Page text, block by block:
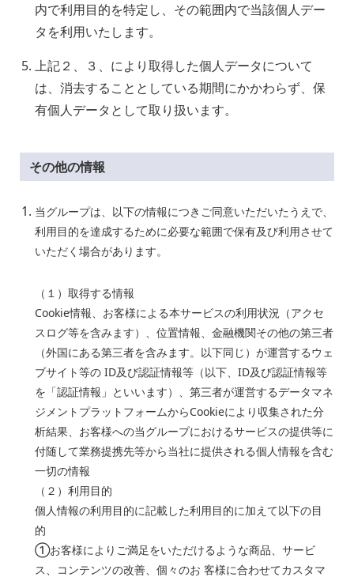
内で利用目的を特定し、その範囲内で当該個人デー
タを利用いたします。
上記２、３、により取得した個人データについて
は、消去することとしている期間にかかわらず、保
有個人データとして取り扱います。
その他の情報
当グループは、以下の情報につきご同意いただいたうえで、
利用目的を達成するために必要な範囲で保有及び利用させて
いただく場合があります。
（１）取得する情報
Cookie情報、お客様による本サービスの利用状況（アクセ
スログ等を含みます）、位置情報、金融機関その他の第三者
（外国にある第三者を含みます。以下同じ）が運営するウェ
ブサイト等の ID及び認証情報等（以下、ID及び認証情報等
を「認証情報」といいます）、第三者が運営するデータマネ
ジメントプラットフォームからCookieにより収集された分
析結果、お客様への当グループにおけるサービスの提供等に
付随して業務提携先等から当社に提供される個人情報を含む
一切の情報
（２）利用目的
個人情報の利用目的に記載した利用目的に加えて以下の目
的
①お客様によりご満足をいただけるような商品、サービ
ス、コンテンツの改善、個々のお 客様に合わせてカスタマ